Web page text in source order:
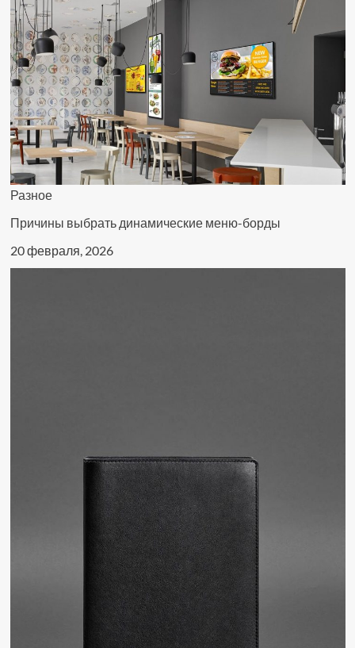
Разное
Причины выбрать динамические меню-борды
20 февраля, 2026